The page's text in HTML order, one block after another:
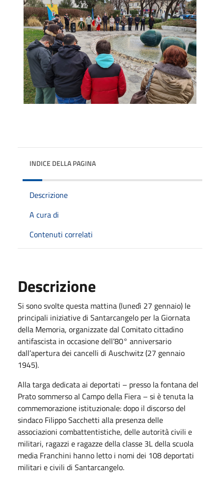
INDICE DELLA PAGINA
Descrizione
A cura di
Contenuti correlati
Descrizione
Si sono svolte questa mattina (lunedì 27 gennaio) le
principali iniziative di Santarcangelo per la Giornata
della Memoria, organizzate dal Comitato cittadino
antifascista in occasione dell’80° anniversario
dall’apertura dei cancelli di Auschwitz (27 gennaio
1945).
Alla targa dedicata ai deportati – presso la fontana del
Prato sommerso al Campo della Fiera – si è tenuta la
commemorazione istituzionale: dopo il discorso del
sindaco Filippo Sacchetti alla presenza delle
associazioni combattentistiche, delle autorità civili e
militari, ragazzi e ragazze della classe 3L della scuola
media Franchini hanno letto i nomi dei 108 deportati
militari e civili di Santarcangelo.